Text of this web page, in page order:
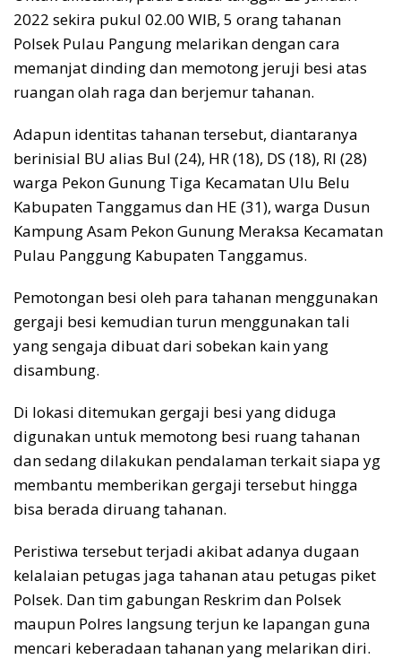
2022 sekira pukul 02.00 WIB, 5 orang tahanan
Polsek Pulau Pangung melarikan dengan cara
memanjat dinding dan memotong jeruji besi atas
ruangan olah raga dan berjemur tahanan.
Adapun identitas tahanan tersebut, diantaranya
berinisial BU alias Bul (24), HR (18), DS (18), RI (28)
warga Pekon Gunung Tiga Kecamatan Ulu Belu
Kabupaten Tanggamus dan HE (31), warga Dusun
Kampung Asam Pekon Gunung Meraksa Kecamatan
Pulau Panggung Kabupaten Tanggamus.
Pemotongan besi oleh para tahanan menggunakan
gergaji besi kemudian turun menggunakan tali
yang sengaja dibuat dari sobekan kain yang
disambung.
Di lokasi ditemukan gergaji besi yang diduga
digunakan untuk memotong besi ruang tahanan
dan sedang dilakukan pendalaman terkait siapa yg
membantu memberikan gergaji tersebut hingga
bisa berada diruang tahanan.
Peristiwa tersebut terjadi akibat adanya dugaan
kelalaian petugas jaga tahanan atau petugas piket
Polsek. Dan tim gabungan Reskrim dan Polsek
maupun Polres langsung terjun ke lapangan guna
mencari keberadaan tahanan yang melarikan diri.